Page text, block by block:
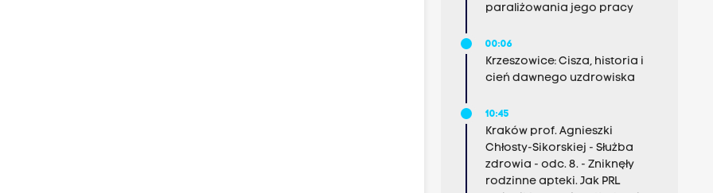
paraliżowania jego pracy
00:06
Krzeszowice: Cisza, historia i
cień dawnego uzdrowiska
10:45
Kraków prof. Agnieszki
Chłosty-Sikorskiej - Służba
zdrowia - odc. 8. - Zniknęły
rodzinne apteki. Jak PRL